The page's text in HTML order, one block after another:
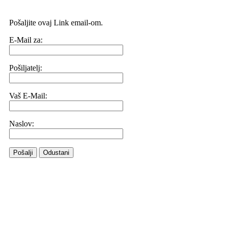
Pošaljite ovaj Link email-om.
E-Mail za:
Pošiljatelj:
Vaš E-Mail:
Naslov:
Pošalji Odustani